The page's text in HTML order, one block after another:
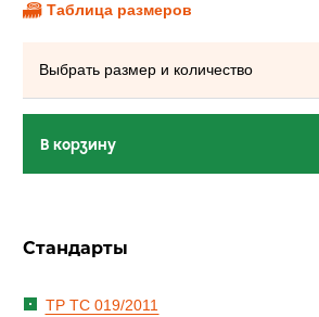
Таблица размеров
Выбрать размер и количество
В корзину
Стандарты
ТР ТС 019/2011